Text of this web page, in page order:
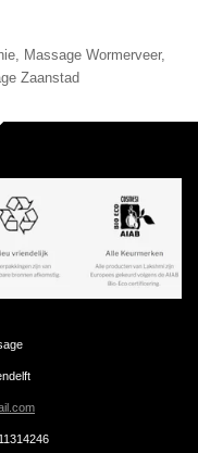
Massage Wormerveer,
Zaanstad